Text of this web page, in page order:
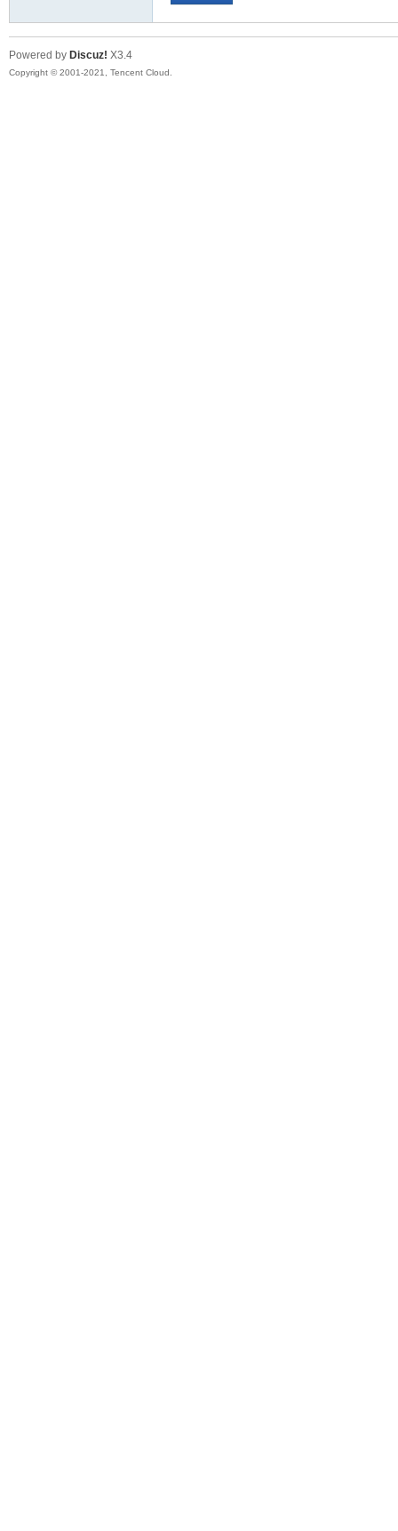
Powered by Discuz! X3.4
Copyright © 2001-2021, Tencent Cloud.